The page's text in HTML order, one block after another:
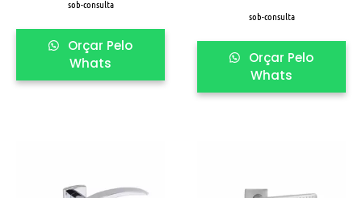
sob-consulta
Orçar Pelo
Whats
sob-consulta
Orçar Pelo
Whats